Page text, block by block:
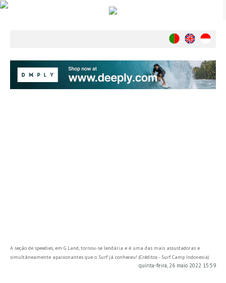
Ambiente
Moledo HD
A seção de speedies, em G Land, tornou-se lendária e é uma das mais assustadoras e
simultâneamente apaixonantes que o Surf já conheceu! (Créditos - Surf Camp Indonesia)
quinta-feira, 26 maio 2022 15:59